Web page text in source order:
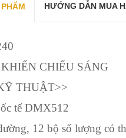
HƯỚNG DẪN MUA
CHIẾU SÁNG
THUẬT>>
tế DMX512
12 bộ số lượng có